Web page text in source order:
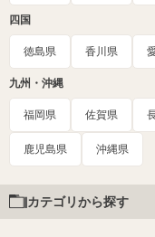
四国
徳島県 香川県
九州・沖縄
福岡県 佐賀県
鹿児島県 沖縄県
カテゴリから探す